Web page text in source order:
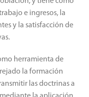
de desarrollo
y tiene como
e ingresos, la
herramienta de
la formación